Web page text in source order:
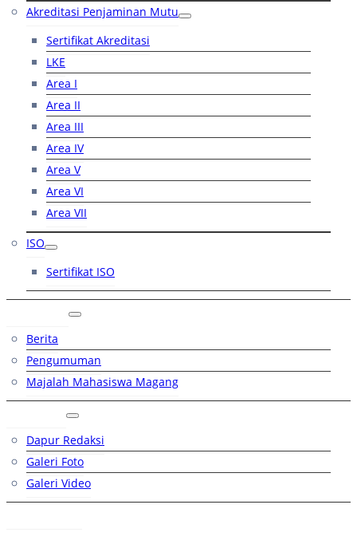
Akreditasi Penjaminan Mutu
Sertifikat Akreditasi
LKE
Area I
Area II
Area III
Area IV
Area V
Area VI
Area VII
ISO
Sertifikat ISO
Berita
Pengumuman
Majalah Mahasiswa Magang
Dapur Redaksi
Galeri Foto
Galeri Video